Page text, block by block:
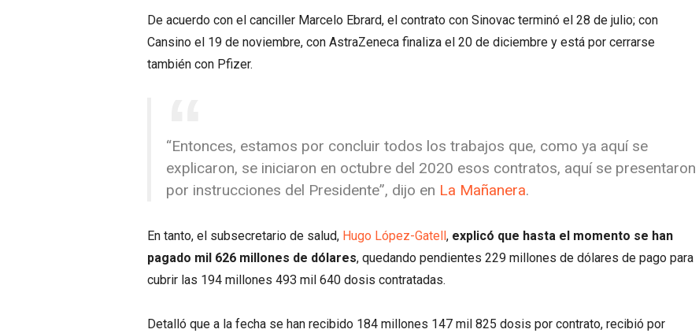
De acuerdo con el canciller Marcelo Ebrard, el contrato con Sinovac terminó el 28 de julio; con
Cansino el 19 de noviembre, con AstraZeneca finaliza el 20 de diciembre y está por cerrarse
también con Pfizer.
“Entonces, estamos por concluir todos los trabajos que, como ya aquí se
explicaron, se iniciaron en octubre del 2020 esos contratos, aquí se presentaron
por instrucciones del Presidente”, dijo en La Mañanera.
En tanto, el subsecretario de salud, Hugo López-Gatell , explicó que hasta el momento se han
pagado mil 626 millones de dólares, quedando pendientes 229 millones de dólares de pago para
cubrir las 194 millones 493 mil 640 dosis contratadas.
Detalló que a la fecha se han recibido 184 millones 147 mil 825 dosis por contrato, recibió por